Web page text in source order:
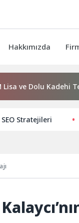
Hakkımızda
Dolu Kadehi Ters
Stratejileri